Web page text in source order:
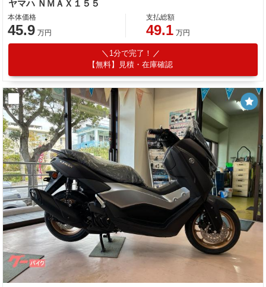
ヤマハ ＮＭＡＸ１５５
本体価格
45.9 万円
支払総額
49.1 万円
1分で完了！
【無料】見積・在庫確認